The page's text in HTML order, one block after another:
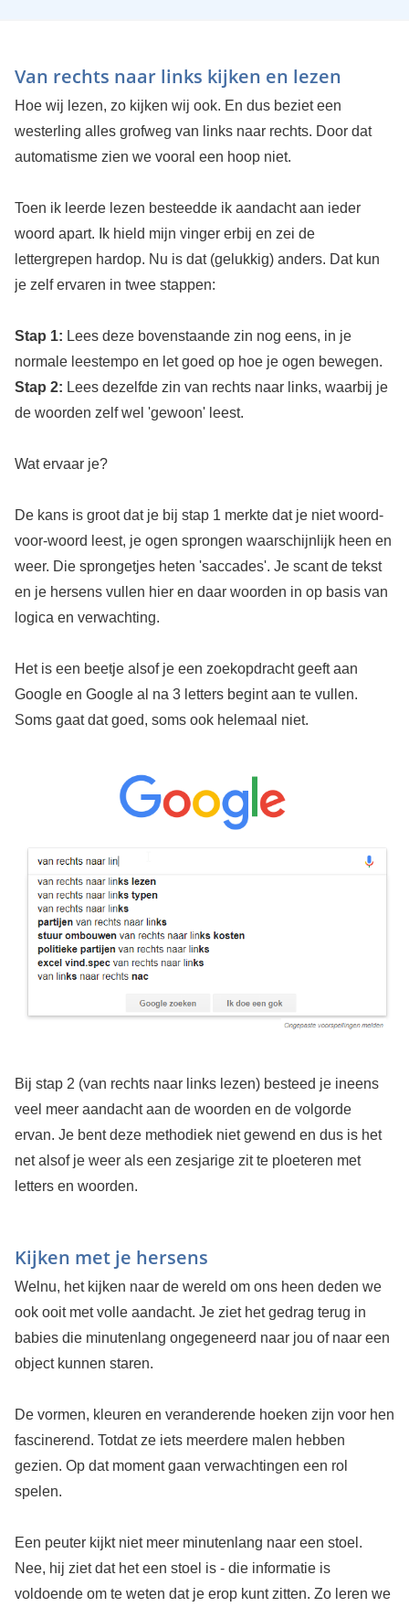
Van rechts naar links kijken en lezen
Hoe wij lezen, zo kijken wij ook. En dus beziet een
westerling alles grofweg van links naar rechts. Door dat
automatisme zien we vooral een hoop niet.
Toen ik leerde lezen besteedde ik aandacht aan ieder
woord apart. Ik hield mijn vinger erbij en zei de
lettergrepen hardop. Nu is dat (gelukkig) anders. Dat kun
je zelf ervaren in twee stappen:
Stap 1: Lees deze bovenstaande zin nog eens, in je
normale leestempo en let goed op hoe je ogen bewegen.
Stap 2: Lees dezelfde zin van rechts naar links, waarbij je
de woorden zelf wel 'gewoon' leest.
Wat ervaar je?
De kans is groot dat je bij stap 1 merkte dat je niet woord-
voor-woord leest, je ogen sprongen waarschijnlijk heen en
weer. Die sprongetjes heten 'saccades'. Je scant de tekst
en je hersens vullen hier en daar woorden in op basis van
logica en verwachting.
Het is een beetje alsof je een zoekopdracht geeft aan
Google en Google al na 3 letters begint aan te vullen.
Soms gaat dat goed, soms ook helemaal niet.
Bij stap 2 (van rechts naar links lezen) besteed je ineens
veel meer aandacht aan de woorden en de volgorde
ervan. Je bent deze methodiek niet gewend en dus is het
net alsof je weer als een zesjarige zit te ploeteren met
letters en woorden.
Kijken met je hersens
Welnu, het kijken naar de wereld om ons heen deden we
ook ooit met volle aandacht. Je ziet het gedrag terug in
babies die minutenlang ongegeneerd naar jou of naar een
object kunnen staren.
De vormen, kleuren en veranderende hoeken zijn voor hen
fascinerend. Totdat ze iets meerdere malen hebben
gezien. Op dat moment gaan verwachtingen een rol
spelen.
Een peuter kijkt niet meer minutenlang naar een stoel.
Nee, hij ziet dat het een stoel is - die informatie is
voldoende om te weten dat je erop kunt zitten. Zo leren we